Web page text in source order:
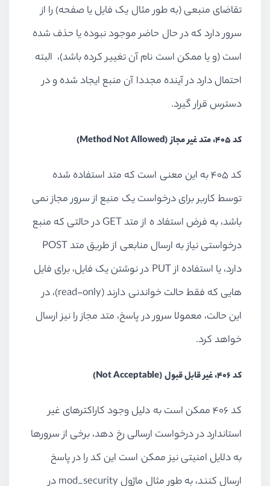
تقاضای منبعی (به طور مثال یک فایل یا صفحه) را از
سرور دارد که در حال حاضر موجود نبوده یا حذف شده
است (و یا ممکن است نام آن تغییر کرده باشد)، البته
احتمال دارد در آینده مجددا آن منبع ایجاد شده و در
دسترس قرار گیرد.
کد 405، متد غیر مجاز (Method Not Allowed)
کد 405 به این معنی است که متد استفاده شده
توسط کاربر برای درخواست یک منبع از سرور مجاز نمی
باشد، به فرض استفاد ه از متد GET در حالتی که منبع
درخواستی نیاز به ارسال منابعی از طریق متد POST
دارد، یا استفاده از PUT در نوشتن یک فایل، برای فایل
هایی که فقط حالت خواندنی دارند (read-only)، در
این حالت، معمولا سرور در پاسخ، متد مجاز را نیز ارسال
خواهد کرد.
کد 406، غیر قابل قبول (Not Acceptable)
کد 406 ممکن است به دلیل وجود کاراکترهای غیر
استاندارد در درخواست ارسالی رخ دهد، برخی از سرورها
به دلایل امنیتی نیز ممکن است این کد را در پاسخ
ارسال کنند، به طور مثال ماژول mod_security در